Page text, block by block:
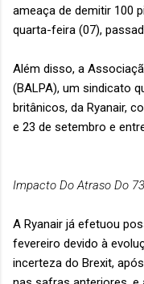
ameaça de demitir 100
quarta-feira (07),
Além disso, a
(BALPA), um sindicato
britânicos, da Ryanair,
e 23 de setembro e
Impacto Do Atraso Do
A Ryanair já efetuou
fevereiro devido à
incerteza do Brexit,